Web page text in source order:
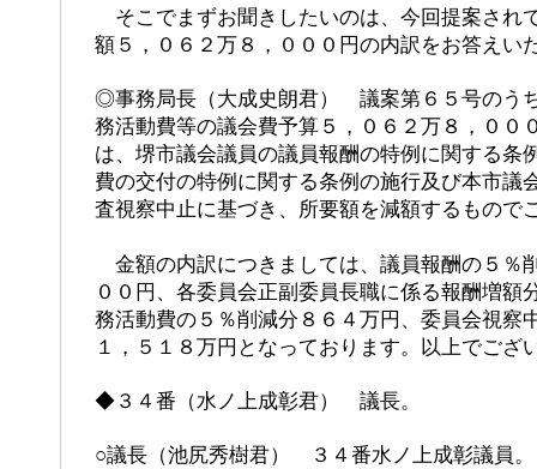
そこでまずお聞きしたいのは、今回提案され
額５，０６２万８，０００円の内訳をお答えい
◎事務局長（大成史朗君） 議案第６５号のう
務活動費等の議会費予算５，０６２万８，００
は、堺市議会議員の議員報酬の特例に関する条
費の交付の特例に関する条例の施行及び本市議
査視察中止に基づき、所要額を減額するもので
金額の内訳につきましては、議員報酬の５％
００円、各委員会正副委員長職に係る報酬増額
務活動費の５％削減分８６４万円、委員会視察
１，５１８万円となっております。以上でござ
◆３４番（水ノ上成彰君） 議長。
○議長（池尻秀樹君） ３４番水ノ上成彰議員。